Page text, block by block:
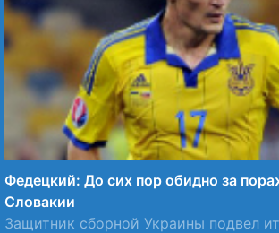
Федецкий: До сих пор обидно за
Словакии
Защитник сборной Украины подвел